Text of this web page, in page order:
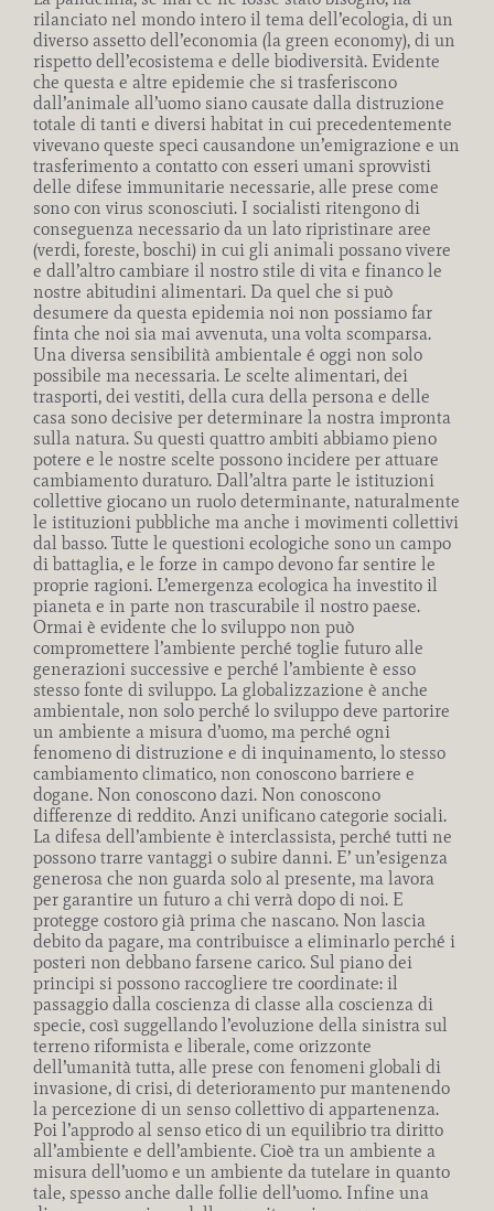
rilanciato nel mondo intero il tema dell’ecologia, di un
diverso assetto dell’economia (la green economy), di un
rispetto dell’ecosistema e delle biodiversità. Evidente
che questa e altre epidemie che si trasferiscono
dall’animale all’uomo siano causate dalla distruzione
totale di tanti e diversi habitat in cui precedentemente
vivevano queste speci causandone un’emigrazione e un
trasferimento a contatto con esseri umani sprovvisti
delle difese immunitarie necessarie, alle prese come
sono con virus sconosciuti. I socialisti ritengono di
conseguenza necessario da un lato ripristinare aree
(verdi, foreste, boschi) in cui gli animali possano vivere
e dall’altro cambiare il nostro stile di vita e financo le
nostre abitudini alimentari. Da quel che si può
desumere da questa epidemia noi non possiamo far
finta che noi sia mai avvenuta, una volta scomparsa.
Una diversa sensibilità ambientale é oggi non solo
possibile ma necessaria. Le scelte alimentari, dei
trasporti, dei vestiti, della cura della persona e delle
casa sono decisive per determinare la nostra impronta
sulla natura. Su questi quattro ambiti abbiamo pieno
potere e le nostre scelte possono incidere per attuare
cambiamento duraturo. Dall’altra parte le istituzioni
collettive giocano un ruolo determinante, naturalmente
le istituzioni pubbliche ma anche i movimenti collettivi
dal basso. Tutte le questioni ecologiche sono un campo
di battaglia, e le forze in campo devono far sentire le
proprie ragioni. L’emergenza ecologica ha investito il
pianeta e in parte non trascurabile il nostro paese.
Ormai è evidente che lo sviluppo non può
compromettere l’ambiente perché toglie futuro alle
generazioni successive e perché l’ambiente è esso
stesso fonte di sviluppo. La globalizzazione è anche
ambientale, non solo perché lo sviluppo deve partorire
un ambiente a misura d’uomo, ma perché ogni
fenomeno di distruzione e di inquinamento, lo stesso
cambiamento climatico, non conoscono barriere e
dogane. Non conoscono dazi. Non conoscono
differenze di reddito. Anzi unificano categorie sociali.
La difesa dell’ambiente è interclassista, perché tutti ne
possono trarre vantaggi o subire danni. E’ un’esigenza
generosa che non guarda solo al presente, ma lavora
per garantire un futuro a chi verrà dopo di noi. E
protegge costoro già prima che nascano. Non lascia
debito da pagare, ma contribuisce a eliminarlo perché i
posteri non debbano farsene carico. Sul piano dei
principi si possono raccogliere tre coordinate: il
passaggio dalla coscienza di classe alla coscienza di
specie, così suggellando l’evoluzione della sinistra sul
terreno riformista e liberale, come orizzonte
dell’umanità tutta, alle prese con fenomeni globali di
invasione, di crisi, di deterioramento pur mantenendo
la percezione di un senso collettivo di appartenenza.
Poi l’approdo al senso etico di un equilibrio tra diritto
all’ambiente e dell’ambiente. Cioè tra un ambiente a
misura dell’uomo e un ambiente da tutelare in quanto
tale, spesso anche dalle follie dell’uomo. Infine una